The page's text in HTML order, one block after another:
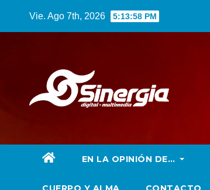
Vie. Ago 7th, 2026 5:13:59 PM
EN LA OPINIÓN DE…